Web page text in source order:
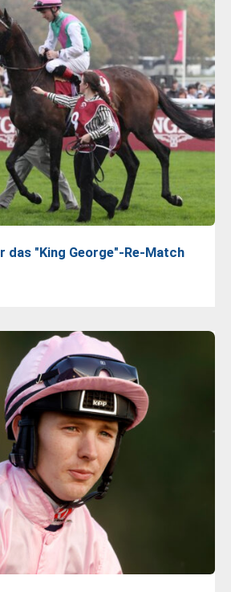
das "King George"-Re-Match